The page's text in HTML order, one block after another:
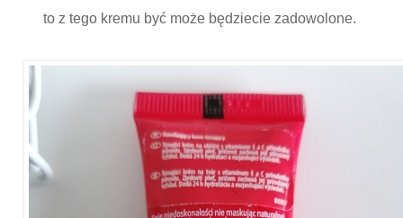
to z tego kremu być może będziecie zadowolone.